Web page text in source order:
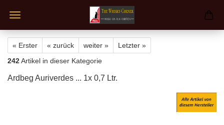
« Erster « zurück weiter »
Letzter »
242Artikel in dieser Kategorie
Ardbeg Auriverdes ... 1x 0,7 Ltr.